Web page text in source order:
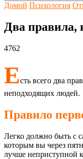
Домой Психология
Два правила,
4762
Есть всего два
неподходящих людей.
Правило
Легко должно быть с
которым вы через
лучше неприступной